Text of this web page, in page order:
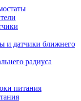
и датчики ближнего
радиуса
питания